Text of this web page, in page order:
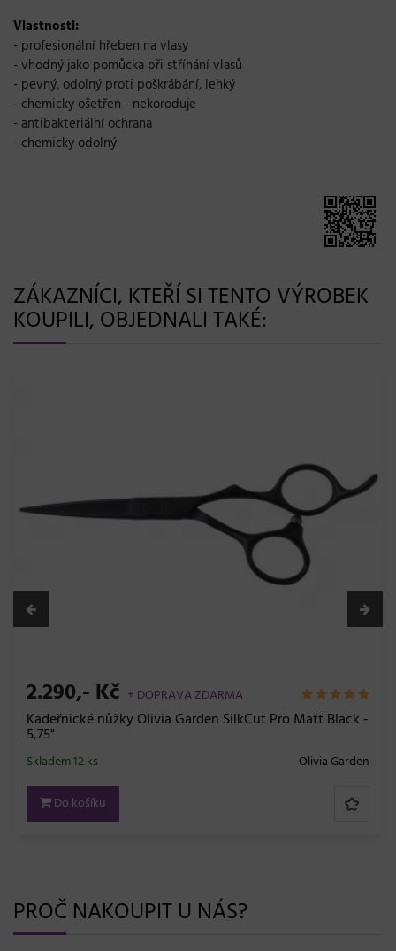
Vlastnosti:
- profesionální hřeben na vlasy
- vhodný jako pomůcka při stříhání vlasů
- pevný, odolný proti poškrábání, lehký
- chemicky ošetřen - nekoroduje
- antibakteriální ochrana
- chemicky odolný
ZÁKAZNÍCI, KTEŘÍ SI TENTO VÝROBEK
KOUPILI, OBJEDNALI TAKÉ:
2.290,- Kč + DOPRAVA ZDARMA
Kadeřnické nůžky Olivia Garden SilkCut Pro Matt Black -
5,75"
Olivia Garden
Skladem 12 ks
Do košíku
PROČ NAKOUPIT U NÁS?